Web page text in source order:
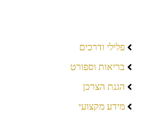
פלילי ודרכים
בריאות וספורט
הגנת הצרכן
מידע מקצועי